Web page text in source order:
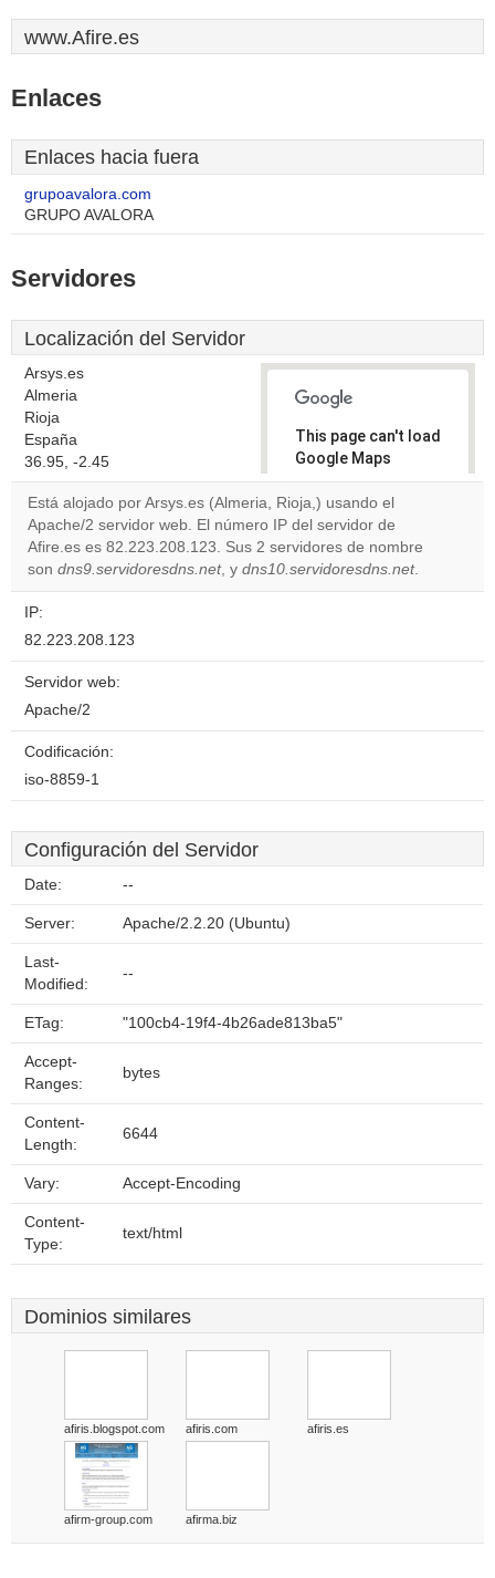
www.Afire.es
Enlaces
Enlaces hacia fuera
grupoavalora.com
GRUPO AVALORA
Servidores
Localización del Servidor
Arsys.es
Almeria
Rioja
España
36.95, -2.45
This page can't load
Google Maps
correctly.
Do you
own this
website?
OK
Está alojado por Arsys.es (Almeria, Rioja,) usando el
Apache/2 servidor web. El número IP del servidor de
Afire.es es 82.223.208.123. Sus 2 servidores de nombre
son dns9.servidoresdns.net, y dns10.servidoresdns.net.
IP:
82.223.208.123
Servidor web:
Apache/2
Codificación:
iso-8859-1
Configuración del Servidor
Date: --
Server: Apache/2.2.20 (Ubuntu)
Last-
Modified:
--
ETag: "100cb4-19f4-4b26ade813ba5"
Accept-
Ranges:
bytes
Content-
Length:
6644
Vary: Accept-Encoding
Content-
Type:
text/html
Dominios similares
afiris.blogspot.com afiris.com afiris.es
afirm-group.com afirma.biz